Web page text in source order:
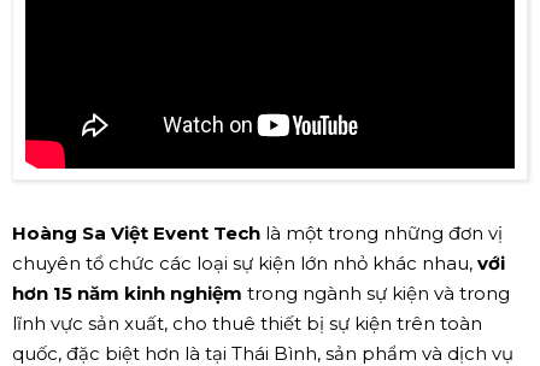
Hoàng Sa Việt Event Tech là một trong những đơn vị
chuyên tổ chức các loại sự kiện lớn nhỏ khác nhau, với
hơn 15 năm kinh nghiệm trong ngành sự kiện và trong
lĩnh vực sản xuất, cho thuê thiết bị sự kiện trên toàn
quốc, đặc biệt hơn là tại Thái Bình, sản phẩm và dịch vụ